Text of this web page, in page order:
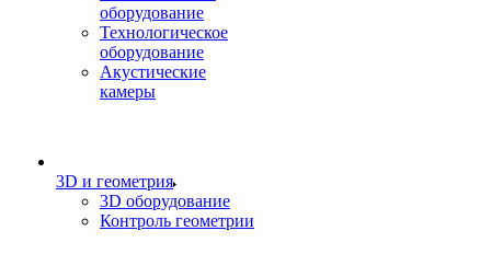
оборудование
Технологическое
оборудование
Акустические
камеры
3D и геометрия
3D оборудование
Контроль геометрии